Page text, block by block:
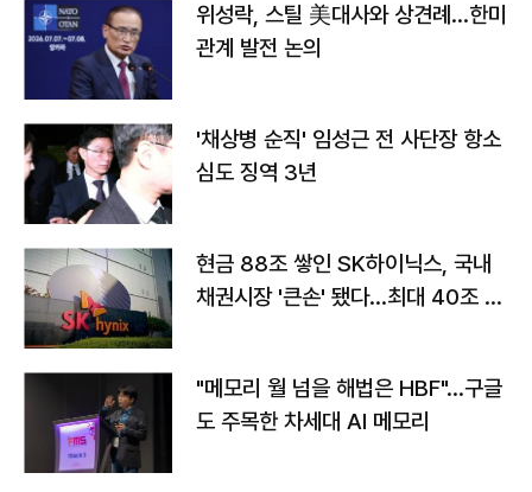
위성락, 스틸 美대사와 상견례…한미
관계 발전 논의
'채상병 순직' 임성근 전 사단장 항소
심도 징역 3년
현금 88조 쌓인 SK하이닉스, 국내
채권시장 '큰손' 됐다…최대 40조 투
"메모리 월 넘을 해법은 HBF"…구글
도 주목한 차세대 AI 메모리